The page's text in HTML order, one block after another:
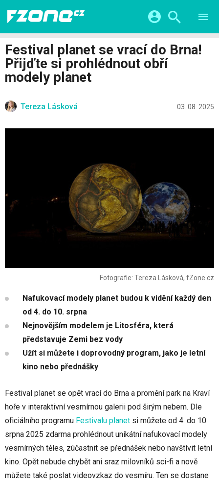
VIDEA
SERIÁLY
CHYTRÁ MĚSTA
ŽIVOT BUDOUCNOSTI
HRY A ZÁBAVA
Facebook Google
Festival planet se vrací do Brna!
Přijďte si prohlédnout obří
modely planet
Tereza Lásková 03. 08. 2025
Fotografie: Tereza Lásková, fZone.cz
Nafukovací modely planet budou k vidění každý den
od 4. do 10. srpna
Nejnovějším modelem je Litosféra, která
představuje Zemi bez vody
Užít si můžete i doprovodný program, jako je letní
kino nebo přednášky
Festival planet se opět vrací do Brna a promění park na Kraví
hoře v interaktivní vesmírnou galerii pod širým nebem. Dle
oficiálního programu Festivalu planet si můžete od 4. do 10.
srpna 2025 zdarma prohlédnout unikátní nafukovací modely
vesmírných těles, zúčastnit se přednášek nebo navštívit letní
kino. Opět nebude chybět ani sraz milovníků sci-fi a nově
můžete také poslat videovzkaz do vesmíru. Ten se dostane